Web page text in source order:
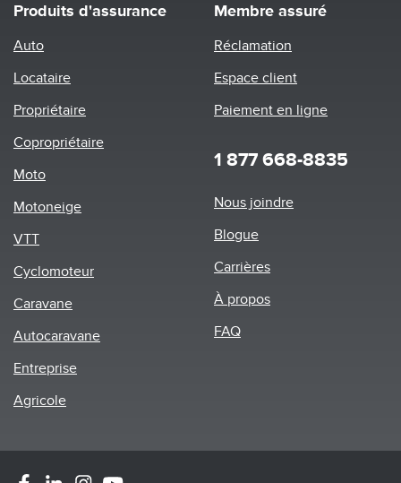
Produits d'assurance
Auto
Locataire
Propriétaire
Copropriétaire
Moto
Motoneige
VTT
Cyclomoteur
Caravane
Autocaravane
Entreprise
Agricole
Membre assuré
Réclamation
Espace client
Paiement en ligne
1 877 668-8835
Footer
Nous joindre
Blogue
Carrières
À propos
FAQ